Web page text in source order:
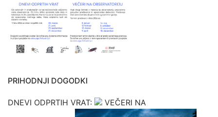
PRIHODNJI DOGODKI
DNEVI ODPRTIH VRAT: VEČERI NA